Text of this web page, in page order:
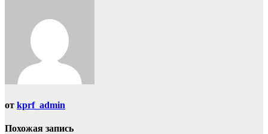
от kprf_admin
Похожая запись